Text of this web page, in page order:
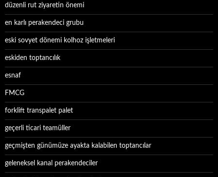
düzenli rut ziyaretin önemi
en karlı perakendeci grubu
eski sovyet dönemi kolhoz işletmeleri
eskiden toptancılık
esnaf
FMCG
forklift transpalet palet
geçerli ticari teamüller
geçmişten günümüze ayakta kalabilen toptancılar
geleneksel kanal perakendeciler